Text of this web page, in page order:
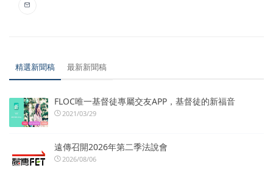
精選新聞稿 最新新聞稿
FLOC唯一基督徒專屬交友APP，基督徒的新福音
2021/03/29
遠傳召開2026年第二季法說會
2026/08/06